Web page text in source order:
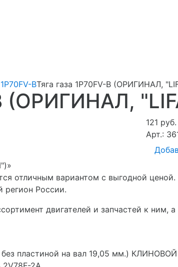
BТяга газа 1P70FV-B (ОРИГИНАЛ,
(ОРИГИНАЛ,
121 руб.
Арт.:
отличным вариантом с выгодной
регион России.
двигателей и запчастей к ним,
без пластиной на вал 19,05 мм.) КЛИНОВОЙ